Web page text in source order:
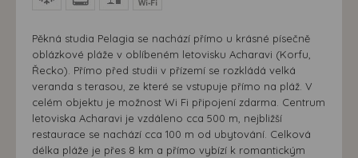
Pěkná studia Pelagia se nachází přímo u krásné písečně
oblázkové pláže v oblíbeném letovisku Acharavi (Korfu,
Řecko). Přímo před studii v přízemí se rozkládá velká
veranda s terasou, ze které se vstupuje přímo na pláž. V
celém objektu je možnost Wi Fi připojení zdarma. Centrum
letoviska Acharavi je vzdáleno cca 500 m, nejbližší
restaurace se nachází cca 100 m od ubytování. Celková
délka pláže je přes 8 km a přímo vybízí k romantickým